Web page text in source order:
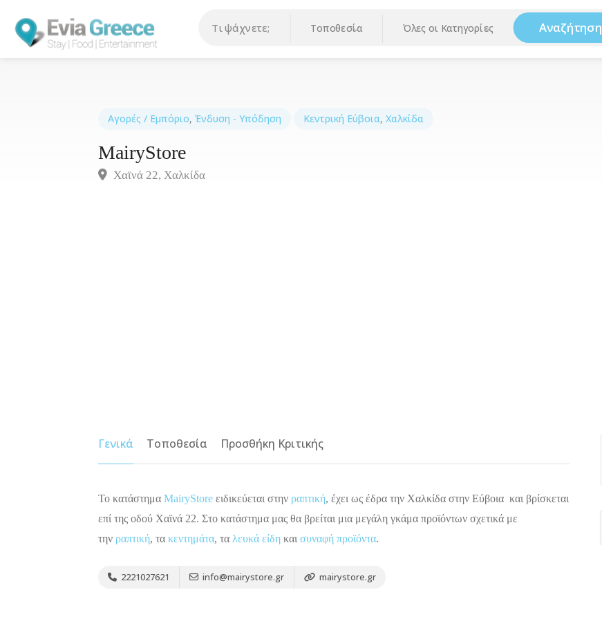
Τοποθεσία Όλες οι Κατηγορίες Αναζήτηση
Αγορές / Εμπόριο, Ένδυση - Υπόδηση Κεντρική Εύβοια, Χαλκίδα
MairyStore
Χαϊνά 22, Χαλκίδα
Γενικά Τοποθεσία Προσθήκη Κριτικής
Το κατάστημα MairyStore ειδικεύεται στην ραπτική, έχει ως έδρα την Χαλκίδα στην Εύβοια και βρίσκεται
επί της οδού Χαϊνά 22. Στο κατάστημα μας θα βρείται μια μεγάλη γκάμα προϊόντων σχετικά με
την ραπτική, τα κεντημάτα, τα λευκά είδη και συναφή προϊόντα.
2221027621 info@mairystore.gr mairystore.gr